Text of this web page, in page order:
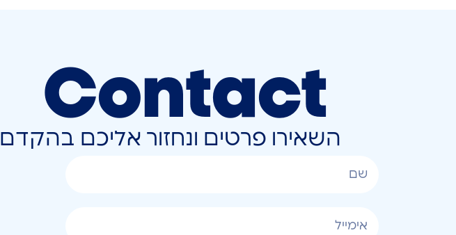
Contact
השאירו פרטים ונחזור אליכם בהקדם